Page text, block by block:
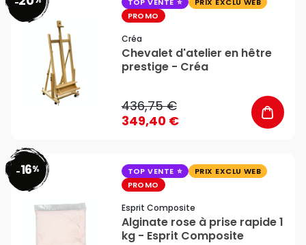
- TOP VENTE
PRIX EXCLU WEB
PROMO
Créa
Chevalet d'atelier en hêtre
prestige - Créa
436,75 €
349,40 €
-16% TOP VENTE
PRIX EXCLU WEB
PROMO
Esprit Composite
Alginate rose à prise rapide 1
kg - Esprit Composite